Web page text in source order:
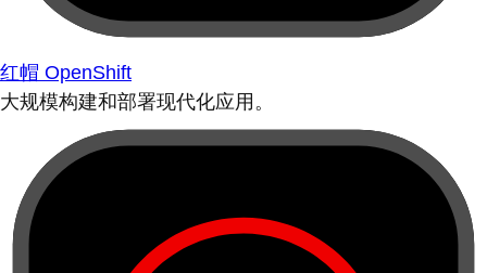
红帽 OpenShift
大规模构建和部署现代化应用。